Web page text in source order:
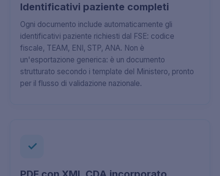
Identificativi paziente completi
Ogni documento include automaticamente gli
identificativi paziente richiesti dal FSE: codice
fiscale, TEAM, ENI, STP, ANA. Non è
un'esportazione generica: è un documento
strutturato secondo i template del Ministero, pronto
per il flusso di validazione nazionale.
✓